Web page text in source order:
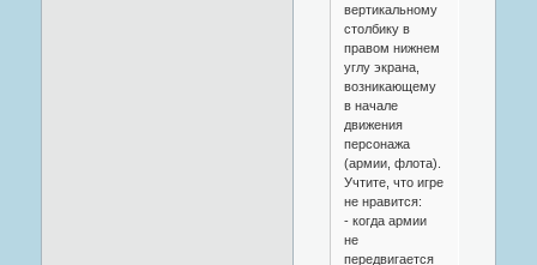
вертикальному
столбику в
правом нижнем
углу экрана,
возникающему
в начале
движения
персонажа
(армии, флота).
Учтите, что игре
не нравится:
- когда армии
не
передвигается